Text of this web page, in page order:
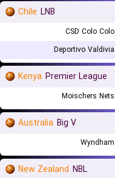
Chile LNB
CSD Colo Colo
Deportivo Valdivia
Kenya Premier League
Moischers Nets
Australia Big V
Wyndham
New Zealand NBL